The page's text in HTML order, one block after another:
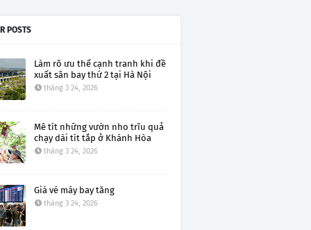
POSTS
Làm rõ ưu thế cạnh tranh khi đề
xuất sân bay thứ 2 tại Hà Nội
tháng 3 24, 2026
Mê tít những vườn nho trĩu quả
chạy dài tít tắp ở Khánh Hòa
tháng 3 24, 2026
Giá vé máy bay tăng
tháng 3 24, 2026